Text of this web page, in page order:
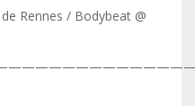
Rennes / Bodybeat @